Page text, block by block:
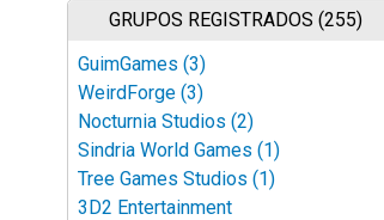
GRUPOS REGISTRADOS (255)
GuimGames (3)
WeirdForge (3)
Nocturnia Studios (2)
Sindria World Games (1)
Tree Games Studios (1)
3D2 Entertainment